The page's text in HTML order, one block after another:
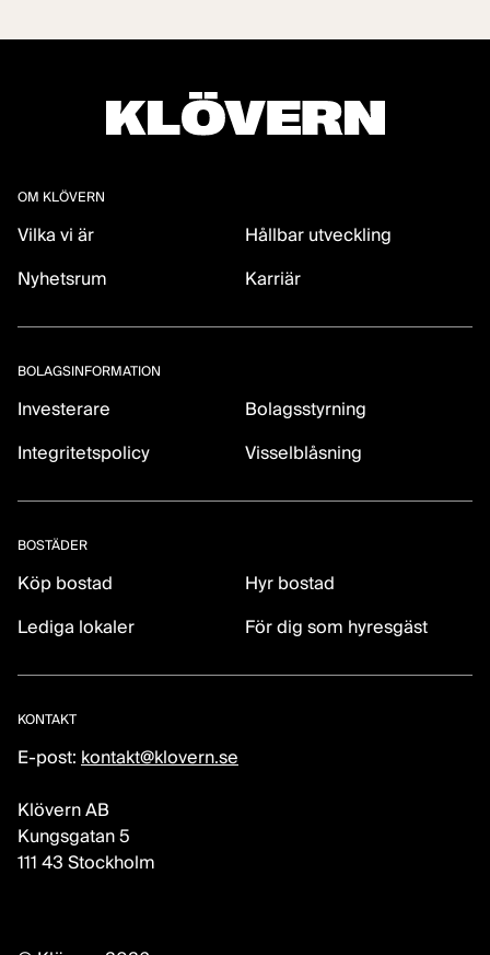
OM KLÖVERN
Vilka vi är
Hållbar utveckling
Nyhetsrum
Karriär
BOLAGSINFORMATION
Investerare
Bolagsstyrning
Integritetspolicy
Visselblåsning
BOSTÄDER
Köp bostad
Hyr bostad
Lediga lokaler
För dig som hyresgäst
KONTAKT
E-post: kontakt@klovern.se
Klövern AB
Kungsgatan 5
111 43 Stockholm